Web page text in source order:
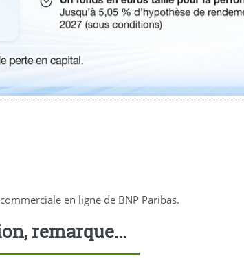
en ligne de BNP Paribas.
remarque...